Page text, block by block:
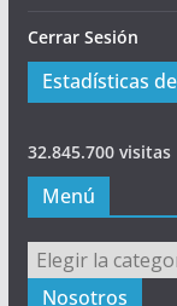
Cerrar Sesión
Estadísticas
32.845.700 visitas
Menú
Menú
Nosotros